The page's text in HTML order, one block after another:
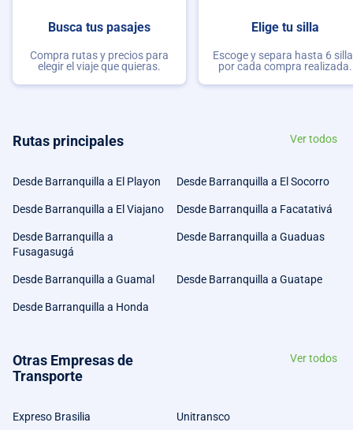
Busca tus pasajes
Compra rutas y precios para
elegir el viaje que quieras.
Elige tu silla
Escoge y separa hasta 6
por cada compra realizada.
Rutas principales Ver todos
Desde Barranquilla a El Playon Desde Barranquilla a El Socorro
Desde Barranquilla a El Viajano Desde Barranquilla a Facatativá
Desde Barranquilla a
Fusagasugá
Desde Barranquilla a Guaduas
Desde Barranquilla a Guamal Desde Barranquilla a Guatape
Desde Barranquilla a Honda
Otras Empresas de
Transporte
Ver todos
Expreso Brasilia Unitransco